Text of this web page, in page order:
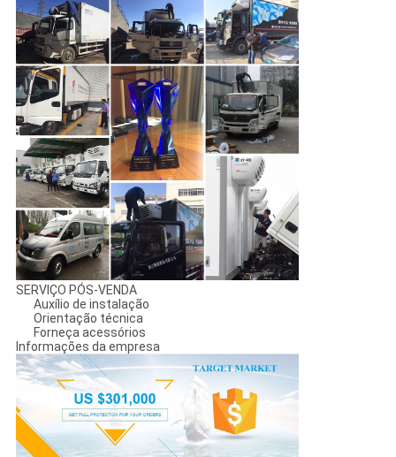
SERVIÇO PÓS-VENDA
Auxílio de instalação
Orientação técnica
Forneça acessórios
Informações da empresa